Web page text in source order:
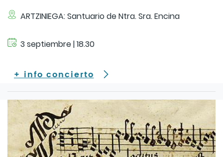
ARTZINIEGA: Santuario de Ntra. Sra. Encina
3 septiembre | 18.30
+ info concierto